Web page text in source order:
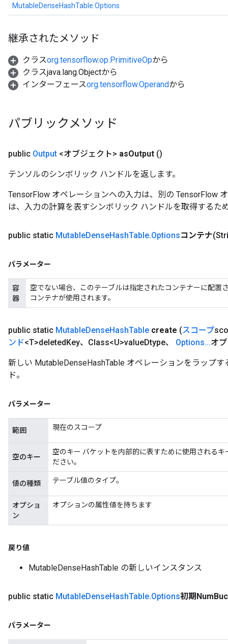
MutableDenseHashTable.Options
継承されたメソッド
クラスorg.tensorflow.op.PrimitiveOpから
クラスjava.lang.Objectから
インターフェースorg.tensorflow.Operandから
パブリックメソッド
public Output <オブジェクト> asOutput ()
テンソルのシンボリック ハンドルを返します。
TensorFlow オペレーションへの入力は、別の TensorFlow
は、入力の計算を表すシンボリック ハンドルを取得するた
public static MutableDenseHashTable.Optionsコンテナ
パラメーター
容
器
空でない場合、このテーブルは指定されたコンテナーに配置
コンテナが使用されます。
public static MutableDenseHashTable create (スコープ
ンド<T>deletedKey、Class<U>valueDtype、 Options...オ
新しい MutableDenseHashTable オペレーションをラップ
ド。
パラメーター
範囲 現在のスコープ
空のキー
空のキー バケットを内部的に表すために使用される
ださい。
値の種類 テーブル値のタイプ。
オプショ
ン
オプションの属性値を持ちます
戻り値
MutableDenseHashTable の新しいインスタンス
public static MutableDenseHashTable.Options初期Num
パラメーター